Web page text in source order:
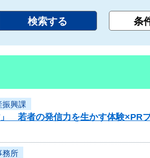
振興課
若者の発信力を生かす体験×PR
務所